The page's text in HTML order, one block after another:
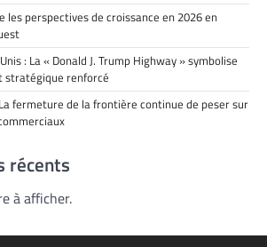
les perspectives de croissance en 2026 en
: La « Donald J. Trump Highway » symbolise
stratégique renforcé
fermeture de la frontière continue de peser sur
récents
à afficher.